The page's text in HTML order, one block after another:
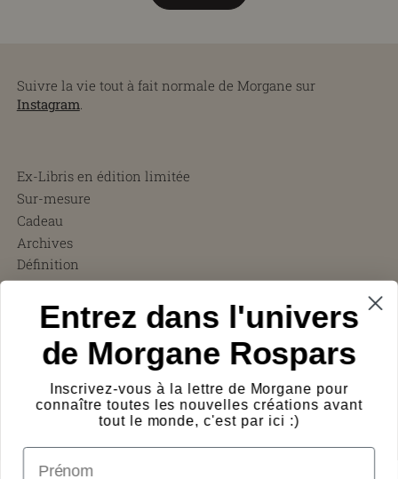
Suivre la vie tout à fait normale de Morgane sur
Instagram.
Ex-Libris en édition limitée
Sur-mesure
Cadeau
Archives
Définition
CGV
Charity ❤︎
À propos
Presse
Frais de port
Entrez dans l'univers
de Morgane Rospars
Inscrivez-vous à la lettre de Morgane pour
connaître toutes les nouvelles créations avant
tout le monde, c'est par ici :)
prénom